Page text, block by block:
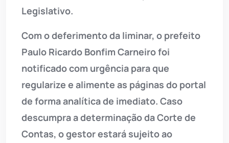
Legislativo.
Com o deferimento da liminar, o prefeito
Paulo Ricardo Bonfim Carneiro foi
notificado com urgência para que
regularize e alimente as páginas do portal
de forma analítica de imediato. Caso
descumpra a determinação da Corte de
Contas, o gestor estará sujeito ao